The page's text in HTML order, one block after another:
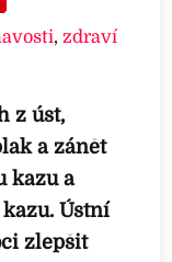
,zdraví
z úst,
a zánět
kazu a
Ústní
zlepšit